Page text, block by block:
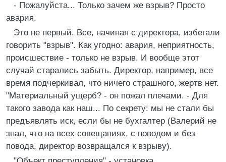
- Пожалуйста... Только зачем же взрыв? Просто
авария.
Это не первый. Все, начиная с директора, избегали
говорить "взрыв". Как угодно: авария, неприятность,
происшествие - только не взрыв. И вообще этот
случай старались забыть. Директор, например, все
время подчеркивал, что ничего страшного, жертв нет.
"Материальный ущерб? - он пожал плечами. - Для
такого завода как наш... По секрету: мы не стали бы
предъявлять иск, если бы не бухгалтер (Валерий не
знал, что на всех совещаниях, с поводом и без
повода, директор возвращался к взрыву).